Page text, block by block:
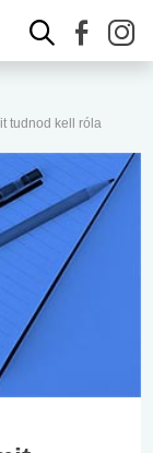
tudnod kell róla